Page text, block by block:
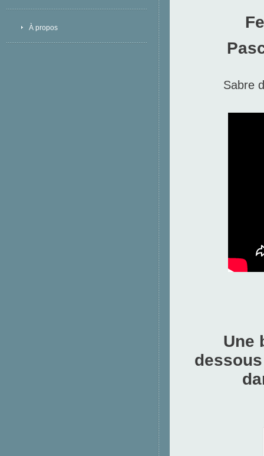
À propos
Sabre
Une